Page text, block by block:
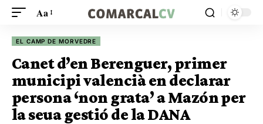
Aa
EL CAMP DE MORVEDRE
Canet d’en Berenguer, primer
municipi valencià en declarar
persona ‘non grata’ a Mazón per
la seua gestió de la DANA